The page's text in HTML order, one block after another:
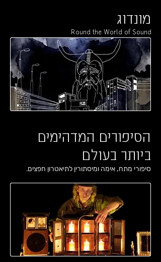
מונדוג
Round the World of Sound
הסיפורים המדהימים
ביותר בעולם
סיפורי מתח, אימה ומיסתורין לתיאטרון חפצים.